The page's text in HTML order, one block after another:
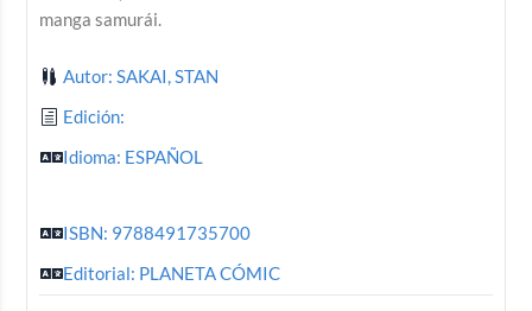
manga samurái.
Autor: SAKAI, STAN
Edición:
Idioma: ESPAÑOL
ISBN: 9788491735700
Editorial: PLANETA CÓMIC